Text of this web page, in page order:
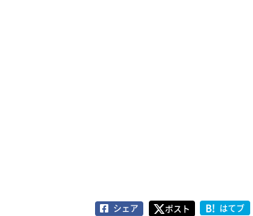
シェア ポスト B! はてブ